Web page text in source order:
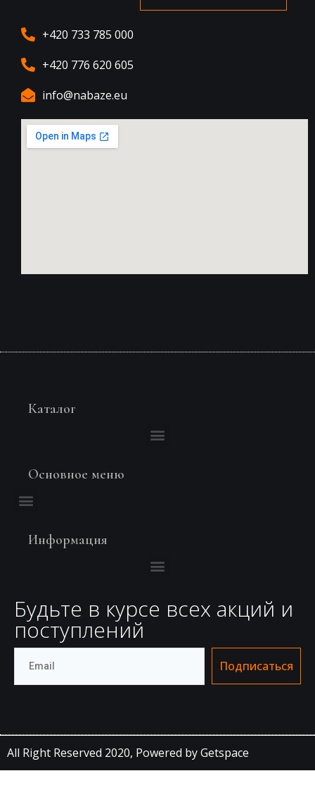
+420 733 785 000
+420 776 620 605
info@nabaze.eu
Каталог
Основное меню
Информация
Будьте в курсе всех акций и
поступлений
Подписаться
All Right Reserved 2020, Powered by Getspace